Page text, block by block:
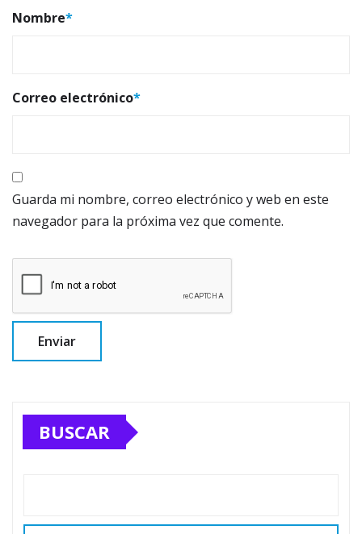
Nombre*
Correo electrónico*
Guarda mi nombre, correo electrónico y web en este
navegador para la próxima vez que comente.
BUSCAR